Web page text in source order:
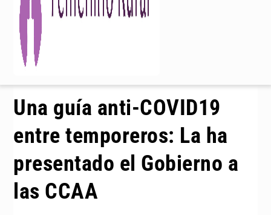
Una guía anti-COVID19
entre temporeros: La ha
presentado el Gobierno a
las CCAA